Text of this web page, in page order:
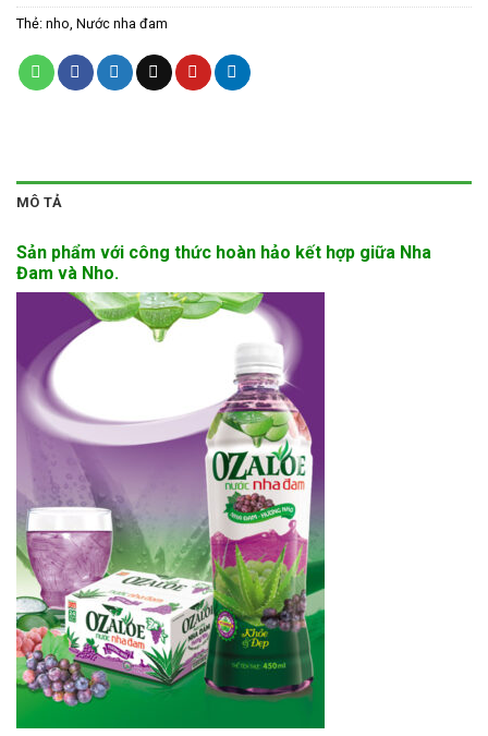
Thẻ: nho, Nước nha đam
MÔ TẢ
Sản phẩm với công thức hoàn hảo kết hợp giữa Nha
Đam và Nho.